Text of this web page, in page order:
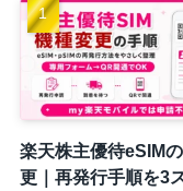
楽天株主優待eSIM
更｜再発行手順を3